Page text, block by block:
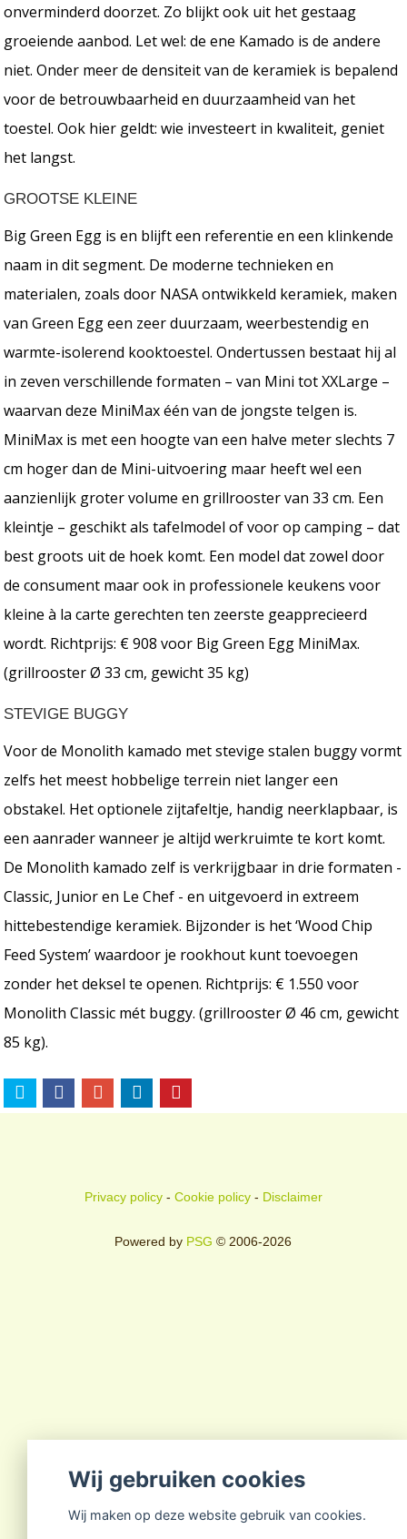
onverminderd doorzet. Zo blijkt ook uit het gestaag
groeiende aanbod. Let wel: de ene Kamado is de andere
niet. Onder meer de densiteit van de keramiek is bepalend
voor de betrouwbaarheid en duurzaamheid van het
toestel. Ook hier geldt: wie investeert in kwaliteit, geniet
het langst.
GROOTSE KLEINE
Big Green Egg is en blijft een referentie en een klinkende
naam in dit segment. De moderne technieken en
materialen, zoals door NASA ontwikkeld keramiek, maken
van Green Egg een zeer duurzaam, weerbestendig en
warmte-isolerend kooktoestel. Ondertussen bestaat hij al
in zeven verschillende formaten – van Mini tot XXLarge –
waarvan deze MiniMax één van de jongste telgen is.
MiniMax is met een hoogte van een halve meter slechts 7
cm hoger dan de Mini-uitvoering maar heeft wel een
aanzienlijk groter volume en grillrooster van 33 cm. Een
kleintje – geschikt als tafelmodel of voor op camping – dat
best groots uit de hoek komt. Een model dat zowel door
de consument maar ook in professionele keukens voor
kleine à la carte gerechten ten zeerste geapprecieerd
wordt. Richtprijs: € 908 voor Big Green Egg MiniMax.
(grillrooster Ø 33 cm, gewicht 35 kg)
STEVIGE BUGGY
Voor de Monolith kamado met stevige stalen buggy vormt
zelfs het meest hobbelige terrein niet langer een
obstakel. Het optionele zijtafeltje, handig neerklapbaar, is
een aanrader wanneer je altijd werkruimte te kort komt.
De Monolith kamado zelf is verkrijgbaar in drie formaten -
Classic, Junior en Le Chef - en uitgevoerd in extreem
hittebestendige keramiek. Bijzonder is het ‘Wood Chip
Feed System’ waardoor je rookhout kunt toevoegen
zonder het deksel te openen. Richtprijs: € 1.550 voor
Monolith Classic mét buggy. (grillrooster Ø 46 cm, gewicht
85 kg).
Privacy policy- Cookie policy- Disclaimer
Powered by PSG © 2006-2026
Wij gebruiken cookies
Wij maken op deze website gebruik van cookies.